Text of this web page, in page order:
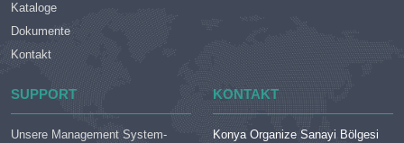
Kataloge
Dokumente
Kontakt
SUPPORT
Unsere Management System-
KONTAKT
Konya Organize Sanayi Bölgesi